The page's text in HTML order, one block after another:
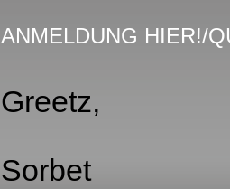
ANMELDUNG HIER!/
Greetz,
Sorbet